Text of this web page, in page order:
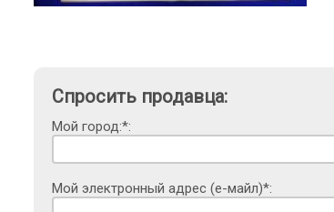
Спросить продавца:
Мой город:*:
Мой электронный адрес (е-майл)*: